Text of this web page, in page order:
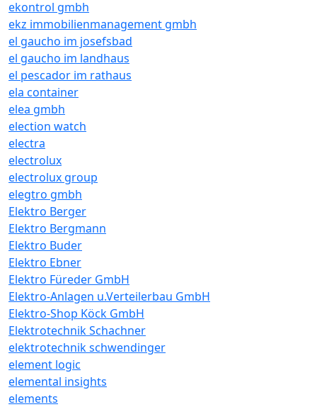
ekontrol gmbh
ekz immobilienmanagement gmbh
el gaucho im josefsbad
el gaucho im landhaus
el pescador im rathaus
ela container
elea gmbh
election watch
electra
electrolux
electrolux group
elegtro gmbh
Elektro Berger
Elektro Bergmann
Elektro Buder
Elektro Ebner
Elektro Füreder GmbH
Elektro-Anlagen u.Verteilerbau GmbH
Elektro-Shop Köck GmbH
Elektrotechnik Schachner
elektrotechnik schwendinger
element logic
elemental insights
elements